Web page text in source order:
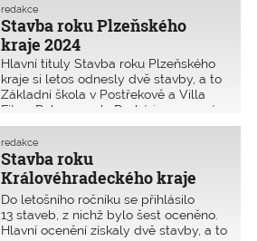
nemocnice a Společenský dům
Radiměř. Cenu veřejnosti a čestné
uznání získala Knihovna v Chrudimi.
Další čtyři stavby si odnesly čestné
uznání.
Stavba roku Plzeňského
kraje 2024
redakce
Hlavní tituly Stavba roku Plzeňského
kraje si letos odnesly dvě stavby, a to
Základní škola v Postřekově a Villa
Fitz v Rokycanech. Druhá jmenovaná
stavba získala také Cenu veřejnosti.
Cena hejtmana putuje do Domu
sociální péče v Kralovicích. Cenu
primátora města získala výpravní
budova hlavního plzeňského nádraží.
Ministerstvo průmyslu a obchodu ČR
ocenilo Business Park Republikánská
v Plzni. Svaz podnikatelů ve
Stavba roku
Královéhradeckého kraje
2025
redakce
Do letošního ročníku se přihlásilo
13 staveb, z nichž bylo šest oceněno.
Hlavní ocenění získaly dvě stavby, a to